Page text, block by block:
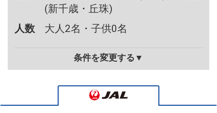
(新千歳・丘珠)
人数
大人2名・子供0名
条件を変更する▼